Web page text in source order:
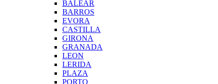
BALEAR
BARROS
EVORA
CASTILLA
GIRONA
GRANADA
LEON
LERIDA
PLAZA
PORTO